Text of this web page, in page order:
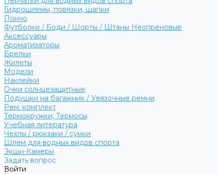
Гидрошлемы, повязки, шапки
Пончо
Футболки / Боди / Шорты / Штаны Неопреновые
Аксессуары
Ароматизаторы
Брелки
Жилеты
Модели
Наклейки
Очки солнцезащитные
Подушки на багажник / Увязочные ремни
Рем. комплект
Термокружки, Термосы
Учебная литература
Чехлы / рюкзаки / сумки
Шлем для водных видов спорта
Экшн-Камеры
Задать вопрос
Войти